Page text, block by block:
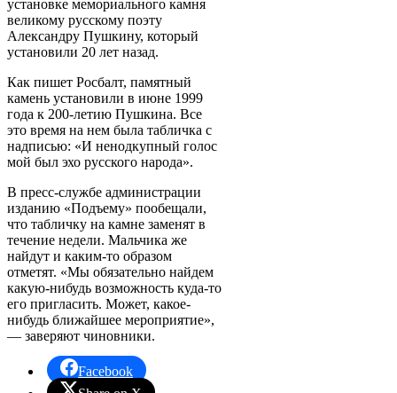
установке мемориального камня
великому русскому поэту
Александру Пушкину, который
установили 20 лет назад.
Как пишет Росбалт, памятный
камень установили в июне 1999
года к 200-летию Пушкина. Все
это время на нем была табличка с
надписью: «И ненодкупный голос
мой был эхо русского народа».
В пресс-службе администрации
изданию «Подъему» пообещали,
что табличку на камне заменят в
течение недели. Мальчика же
найдут и каким-то образом
отметят. «Мы обязательно найдем
какую-нибудь возможность куда-то
его пригласить. Может, какое-
нибудь ближайшее мероприятие»,
— заверяют чиновники.
Facebook